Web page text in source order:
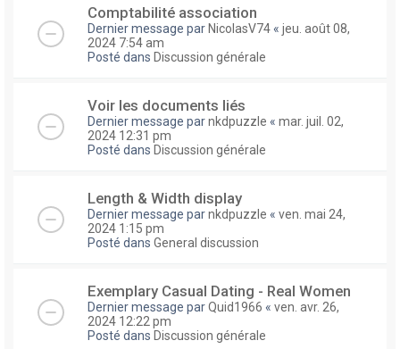
Comptabilité association
Dernier message par NicolasV74 « jeu. août 08,
2024 7:54 am
Posté dans Discussion générale
Voir les documents liés
Dernier message parnkdpuzzle « mar. juil. 02,
2024 12:31 pm
Posté dans Discussion générale
Length & Width display
Dernier message parnkdpuzzle « ven. mai 24,
2024 1:15 pm
Posté dans General discussion
Exemplary Сasual Dating - Real Women
Dernier message parQuid1966 « ven. avr. 26,
2024 12:22 pm
Posté dans Discussion générale